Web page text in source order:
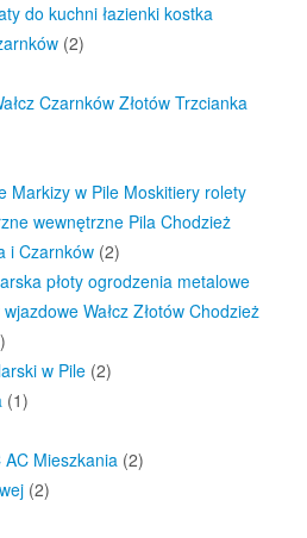
do kuchni łazienki kostka
(2)
Czarnków Złotów Trzcianka
Markizy w Pile Moskitiery rolety
wewnętrzne Pila Chodzież
i Czarnków (2)
płoty ogrodzenia metalowe
Wałcz Złotów Chodzież
w Pile (2)
(1)
AC Mieszkania (2)
(2)